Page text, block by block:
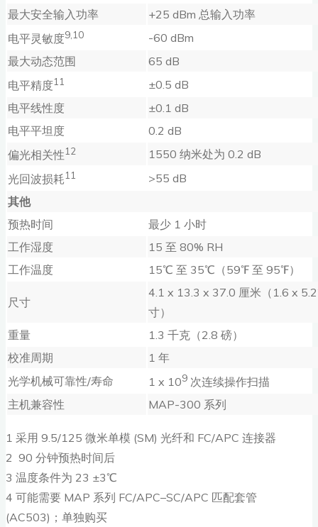
最大安全输入功率
+25 dBm 总输入功率
电平灵敏度9,10
-60 dBm
最大动态范围
65 dB
电平精度11
±0.5 dB
电平线性度
±0.1 dB
电平平坦度
0.2 dB
偏光相关性12
1550 纳米处为 0.2 dB
光回波损耗11
>55 dB
其他
预热时间
最少 1 小时
工作湿度
15 至 80% RH
工作温度
15℃ 至 35℃（59℉ 至 95℉）
尺寸
4.1 x 13.3 x 37.0 厘米（1.6 x
寸）
重量
1.3 千克（2.8 磅）
校准周期
1 年
光学机械可靠性/寿命
1 x 109 次连续操作扫描
主机兼容性
MAP-300 系列
1 采用 9.5/125 微米单模 (SM) 光纤和 FC/APC 连接器
2 90 分钟预热时间后
3 温度条件为 23 ±3℃
4 可能需要 MAP 系列 FC/APC–SC/APC 匹配套管
(AC503)；单独购买